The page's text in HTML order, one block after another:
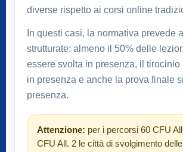
diverse rispetto ai corsi online
In questi casi, la normativa prevede
strutturate: almeno il 50% delle
essere svolta in presenza, il tirocinio
in presenza e anche la prova finale
presenza.
Attenzione: per i percorsi 60 CFU
CFU All. 2 le città di svolgimento